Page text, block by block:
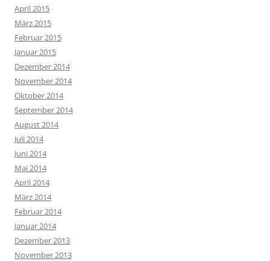
April 2015
März 2015
Februar 2015
Januar 2015
Dezember 2014
November 2014
Oktober 2014
September 2014
August 2014
Juli 2014
Juni 2014
Mai 2014
April 2014
März 2014
Februar 2014
Januar 2014
Dezember 2013
November 2013